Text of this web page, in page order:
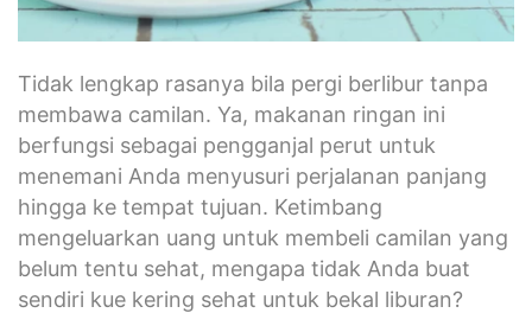
Tidak lengkap rasanya bila pergi berlibur tanpa
membawa camilan. Ya, makanan ringan ini
berfungsi sebagai pengganjal perut untuk
menemani Anda menyusuri perjalanan panjang
hingga ke tempat tujuan. Ketimbang
mengeluarkan uang untuk membeli camilan yang
belum tentu sehat, mengapa tidak Anda buat
sendiri kue kering sehat untuk bekal liburan?